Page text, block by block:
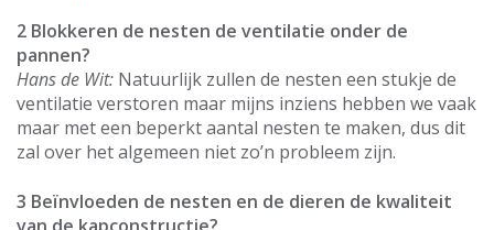
2 Blokkeren de nesten de ventilatie onder de
pannen?
Hans de Wit: Natuurlijk zullen de nesten een stukje de
ventilatie verstoren maar mijns inziens hebben we vaak
maar met een beperkt aantal nesten te maken, dus dit
zal over het algemeen niet zo’n probleem zijn.
3 Beïnvloeden de nesten en de dieren de kwaliteit